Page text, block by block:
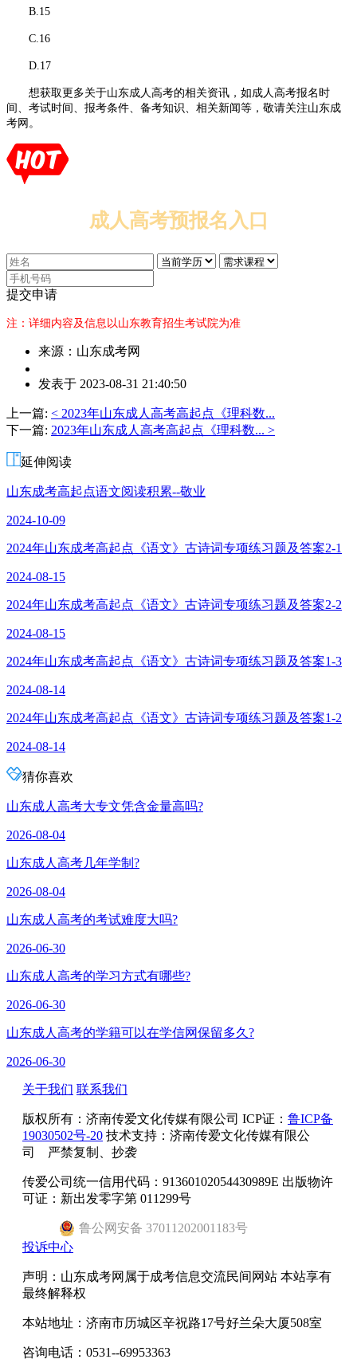
B.15
C.16
D.17
想获取更多关于山东成人高考的相关资讯，如成人高考报名时
间、考试时间、报考条件、备考知识、相关新闻等，敬请关注山东成
考网。
成人高考预报名入口
提交申请
注：详细内容及信息以山东教育招生考试院为准
来源：山东成考网
者：
老
师
发表于 2023-08-31 21:40:50
上一篇: < 2023年山东成人高考高起点《理科数...
下一篇: 2023年山东成人高考高起点《理科数... >
延伸阅读
山东成考高起点语文阅读积累--敬业
2024-10-09
2024年山东成考高起点《语文》古诗词专项练习题及答案2-1
2024-08-15
2024年山东成考高起点《语文》古诗词专项练习题及答案2-2
2024-08-15
2024年山东成考高起点《语文》古诗词专项练习题及答案1-3
2024-08-14
2024年山东成考高起点《语文》古诗词专项练习题及答案1-2
2024-08-14
猜你喜欢
山东成人高考大专文凭含金量高吗?
2026-08-04
山东成人高考几年学制?
2026-08-04
山东成人高考的考试难度大吗?
2026-06-30
山东成人高考的学习方式有哪些?
2026-06-30
山东成人高考的学籍可以在学信网保留多久?
2026-06-30
关于我们 联系我们
版权所有： 济南传爱文化传媒有限公司 ICP证： 鲁ICP备
19030502号-20 技术支持：济南传爱文化传媒有限公
司 严禁复制、抄袭
传爱公司统一信用代码：91360102054430989E 出版物许
可证：新出发零字第 011299号
鲁公网安备 37011202001183号
投诉中心
声明：山东成考网属于成考信息交流民间网站 本站享有
最终解释权
本站地址：济南市历城区辛祝路17号好兰朵大厦508室
咨询电话：0531--69953363